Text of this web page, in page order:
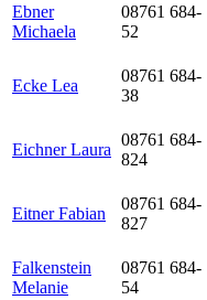
Ebner
Michaela
08761 684-
52
Ecke Lea
08761 684-
38
Eichner Laura
08761 684-
824
Eitner Fabian
08761 684-
827
Falkenstein
Melanie
08761 684-
54